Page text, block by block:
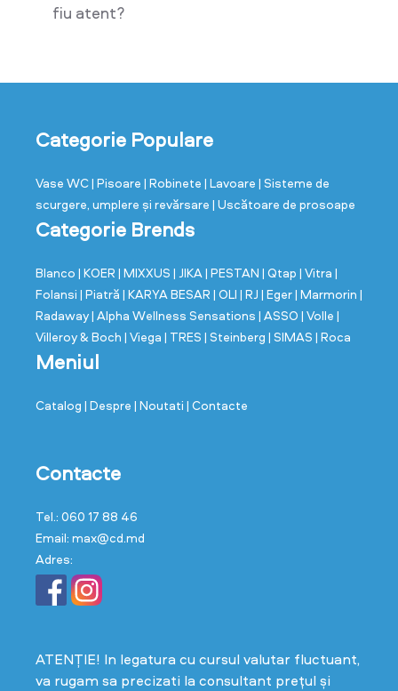
fiu atent?
Categorie Populare
Vase WC| Pisoare | Robinete | Lavoare | Sisteme de
scurgere, umplere și revărsare | Uscătoare de prosoape
Categorie Brends
Blanco | KOER | MIXXUS | JIKA| PESTAN | Qtap | Vitra |
Folansi | Piatră | KARYA BESAR | OLI | RJ | Eger| Marmorin |
Radaway| Alpha Wellness Sensations | ASSO | Volle |
Villeroy & Boch | Viega | TRES | Steinberg | SIMAS | Roca
Meniul
Catalog | Despre | Noutati | Contacte
Contacte
Tel.: 060 17 88 46
Email: max@cd.md
Adres:
ATENȚIE! In legatura cu cursul valutar fluctuant,
va rugam sa precizati la consultant prețul și